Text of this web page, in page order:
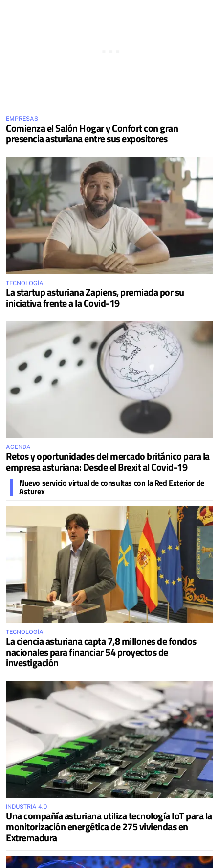
EMPRESAS
Comienza el Salón Hogar y Confort con gran
presencia asturiana entre sus expositores
TECNOLOGÍA
La startup asturiana Zapiens, premiada por su
iniciativa frente a la Covid-19
AGENDA
Retos y oportunidades del mercado británico para la
empresa asturiana: Desde el Brexit al Covid-19
Nuevo servicio virtual de consultas con la Red Exterior de
Asturex
TECNOLOGÍA
La ciencia asturiana capta 7,8 millones de fondos
nacionales para financiar 54 proyectos de
investigación
INDUSTRIA 4.0
Una compañía asturiana utiliza tecnología IoT para la
monitorización energética de 275 viviendas en
Extremadura